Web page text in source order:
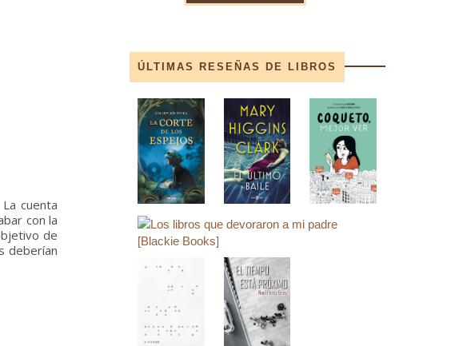
cuenta
con la
de
deberían
ÚLTIMAS RESEÑAS DE LIBROS